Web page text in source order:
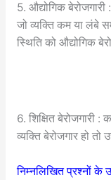
5. औद्योगिक
जो व्यक्ति कम या लंबे
स्थिति को औद्योगिक
6. शिक्षित बेरोजगारी
व्यक्ति बेरोजगार हो तो
निम्नलिखित प्रश्नों के